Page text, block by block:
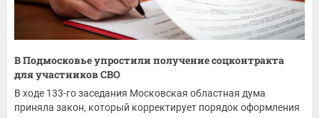
В Подмосковье упростили получение соцконтракта
для участников СВО
В ходе 133-го заседания Московская областная дума
приняла закон, который корректирует порядок оформления